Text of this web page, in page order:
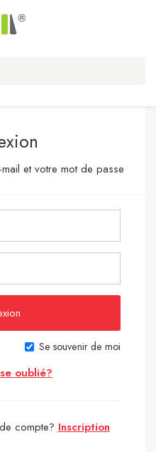
et votre mot de passe
Se souvenir de moi
oublié?
compte? Inscription